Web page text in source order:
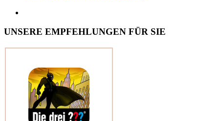
UNSERE EMPFEHLUNGEN FÜR SIE